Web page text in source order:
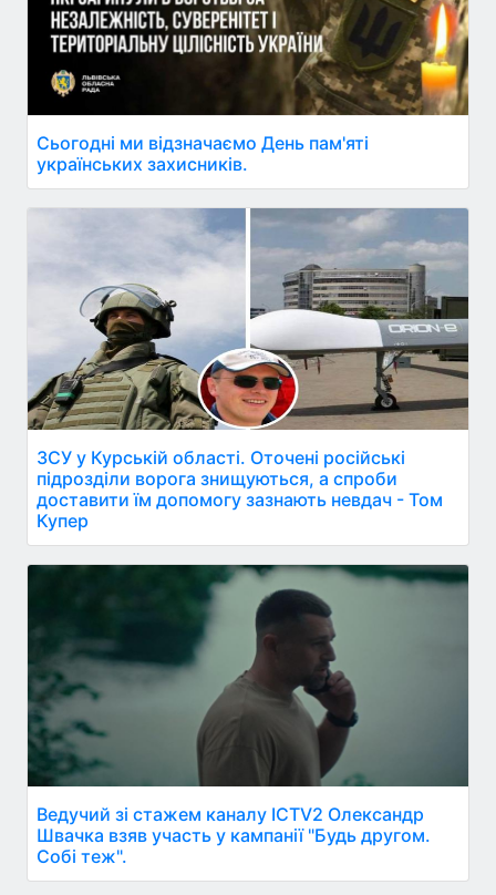
Сьогодні ми відзначаємо День пам'яті
українських захисників.
ЗСУ у Курській області. Оточені російські
підрозділи ворога знищуються, а спроби
доставити їм допомогу зазнають невдач - Том
Купер
Ведучий зі стажем каналу ICTV2 Олександр
Швачка взяв участь у кампанії "Будь другом.
Собі теж".